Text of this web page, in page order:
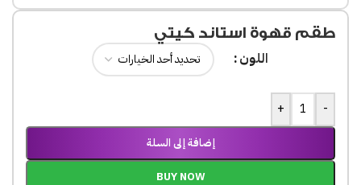
طقم قهوة استاند كيتي
اللون
-
+
إضافة إلى السلة
BUY NOW